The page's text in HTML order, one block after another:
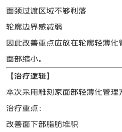
面颈过渡区域不够利落
轮廓边界感减弱
因此改善重点应放在轮廓轻薄化
面部缩小。
【治疗逻辑】
本次采用雕刻家面部轻薄化管理
治疗重点：
改善面下部脂肪堆积